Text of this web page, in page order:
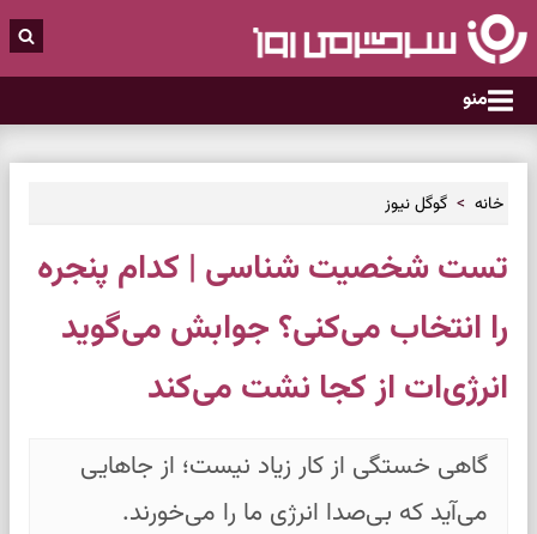
منو
خانه گوگل نیوز
تست شخصیت شناسی | کدام پنجره
را انتخاب می‌کنی؟ جوابش می‌گوید
انرژی‌ات از کجا نشت می‌کند
گاهی خستگی از کار زیاد نیست؛ از جاهایی
می‌آید که بی‌صدا انرژی ما را می‌خورند.